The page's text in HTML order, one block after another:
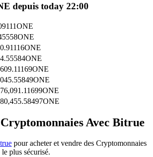
y compris des informations
etc.
depuis today 22:00
ONE
ONE
ONE
ONE
ONE
ONE
ONE
ONE
Avec Bitrue
pour acheter et vendre des Cryptomonnaies
plus sécurisé.